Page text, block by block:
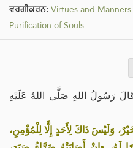
ਵਰਗੀਕਰਨ: Virtues and Manners
Purification of Souls .
رَسُولُ اللهِ صَلَّى اللهُ عَلَيْهِ
وَلَيْسَ ذَاكَ لِأَحَدٍ إِلَّا لِلْمُؤْمِنِ،